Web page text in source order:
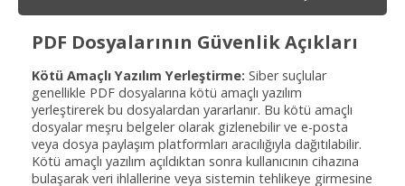
PDF Dosyalarının Güvenlik Açıkları
Kötü Amaçlı Yazılım Yerleştirme: Siber suçlular
genellikle PDF dosyalarına kötü amaçlı yazılım
yerleştirerek bu dosyalardan yararlanır. Bu kötü amaçlı
dosyalar meşru belgeler olarak gizlenebilir ve e-posta
veya dosya paylaşım platformları aracılığıyla dağıtılabilir.
Kötü amaçlı yazılım açıldıktan sonra kullanıcının cihazına
bulaşarak veri ihlallerine veya sistemin tehlikeye girmesine